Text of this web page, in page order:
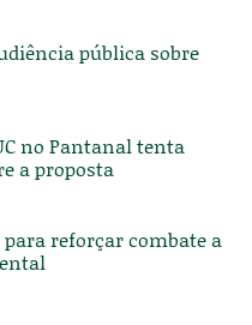
pública sobre
no Pantanal tenta
a proposta
para reforçar combate a